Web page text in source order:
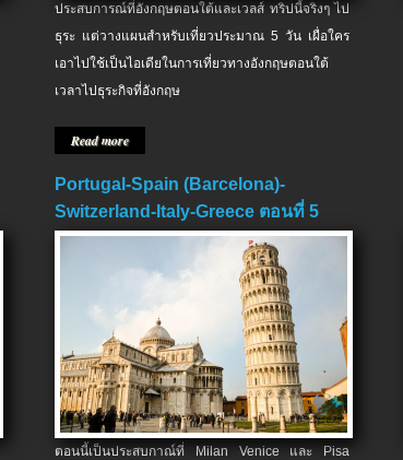
ประสบการณ์ที่อังกฤษตอนใต้และเวลส์ ทริปนี้จริงๆ ไป
ธุระ แต่วางแผนสำหรับเที่ยวประมาณ 5 วัน เผื่อใคร
เอาไปใช้เป็นไอเดียในการเที่ยวทางอังกฤษตอนใต้
เวลาไปธุระกิจที่อังกฤษ
Read more
Portugal-Spain (Barcelona)-
Switzerland-Italy-Greece ตอนที่ 5
ตอนนี้เป็นประสบกาณ์ที่ Milan Venice และ Pisa